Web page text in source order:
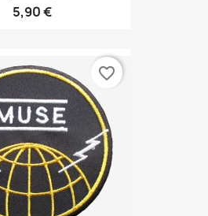
5,90 €
favorite_border